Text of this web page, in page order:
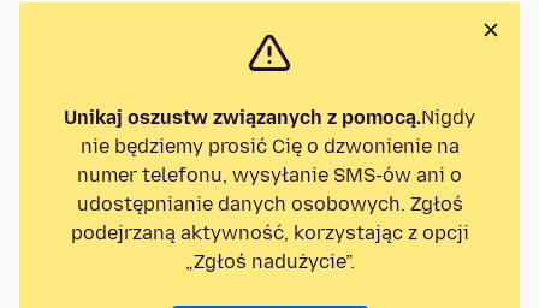
Unikaj oszustw związanych z pomocą.Nigdy
nie będziemy prosić Cię o dzwonienie na
numer telefonu, wysyłanie SMS-ów ani o
udostępnianie danych osobowych. Zgłoś
podejrzaną aktywność, korzystając z opcji
„Zgłoś nadużycie”.